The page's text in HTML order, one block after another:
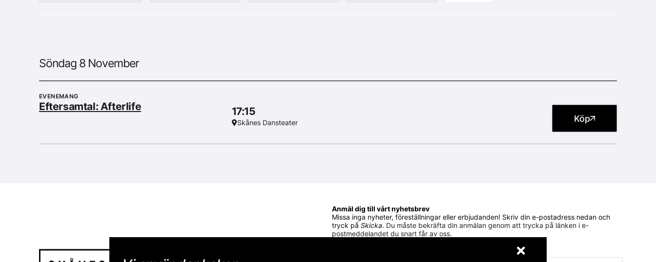
Söndag 8 November
EVENEMANG
Eftersamtal: Afterlife 17:15
Skånes Dansteater Köp
Anmäl dig till vårt nyhetsbrev
Missa inga nyheter, föreställningar eller erbjudanden! Skriv din e-postadress nedan och
tryck på Skicka. Du måste bekräfta din anmälan genom att trycka på länken i e-
postmeddelandet du snart får av oss.